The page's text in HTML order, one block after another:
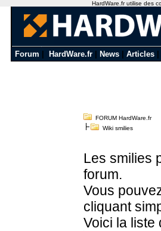
Forum HardWare.fr News Articles
FORUM HardWare.fr
Wiki smilies
Les smilies
forum.
Vous
cliquant
Voici la liste
HardWare.fr utilise des